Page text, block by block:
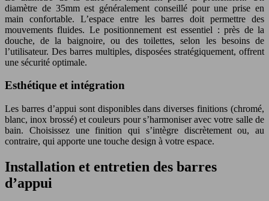
diamètre de 35mm est généralement conseillé pour une prise en
main confortable. L’espace entre les barres doit permettre des
mouvements fluides. Le positionnement est essentiel : près de la
douche, de la baignoire, ou des toilettes, selon les besoins de
l’utilisateur. Des barres multiples, disposées stratégiquement, offrent
une sécurité optimale.
Esthétique et intégration
Les barres d’appui sont disponibles dans diverses finitions (chromé,
blanc, inox brossé) et couleurs pour s’harmoniser avec votre salle de
bain. Choisissez une finition qui s’intègre discrètement ou, au
contraire, qui apporte une touche design à votre espace.
Installation et entretien des barres
d’appui